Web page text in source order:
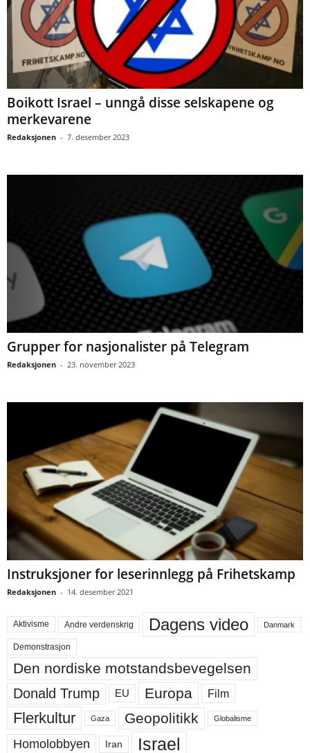
Boikott Israel – unngå disse selskapene og
merkevarene
Redaksjonen - 7. desember 2023
Grupper for nasjonalister på Telegram
Redaksjonen - 23. november 2023
Instruksjoner for leserinnlegg på Frihetskamp
Redaksjonen - 14. desember 2021
Aktivisme Andre verdenskrig Dagens video Danmark
Demonstrasjon
Den nordiske motstandsbevegelsen
Donald Trump EU Europa Film
Flerkultur Gaza Geopolitikk Globalisme
Homolobbyen Iran Israel